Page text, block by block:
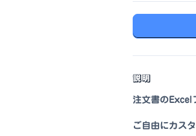
説明
注文書のExcel
ご自由にカス